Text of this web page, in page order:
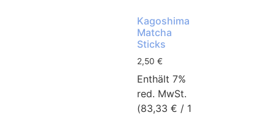
Kagoshima
Matcha
Sticks
2,50 €
Enthält 7%
red. MwSt.
(83,33 € / 1